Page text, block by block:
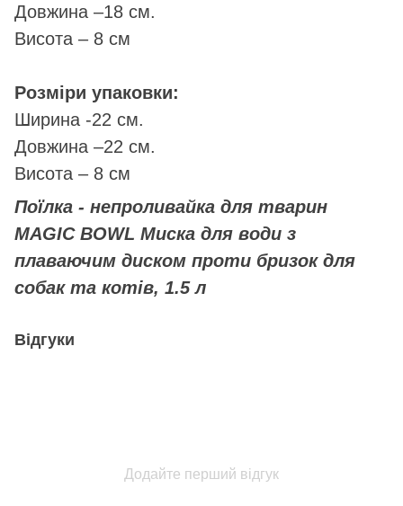
Довжина –18 см.
Висота – 8 см
Розміри упаковки:
Ширина -22 см.
Довжина –22 см.
Висота – 8 см
Поїлка - непроливайка для тварин
MAGIC BOWL Миска для води з
плаваючим диском проти бризок для
собак та котів, 1.5 л
Відгуки
Додайте перший відгук